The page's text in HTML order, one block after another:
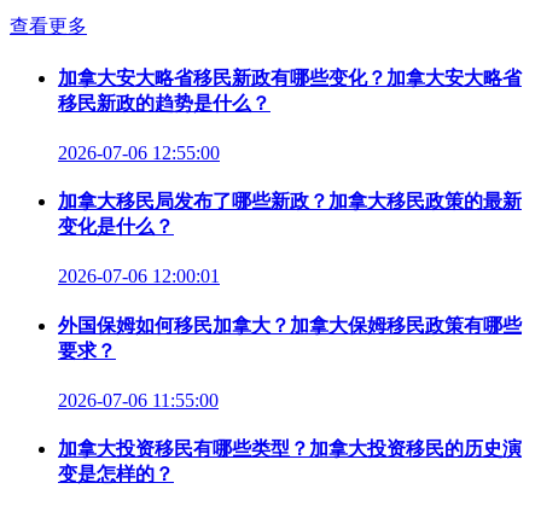
查看更多
加拿大安大略省移民新政有哪些变化？加拿大安大略省
移民新政的趋势是什么？
2026-07-06 12:55:00
加拿大移民局发布了哪些新政？加拿大移民政策的最新
变化是什么？
2026-07-06 12:00:01
外国保姆如何移民加拿大？加拿大保姆移民政策有哪些
要求？
2026-07-06 11:55:00
加拿大投资移民有哪些类型？加拿大投资移民的历史演
变是怎样的？